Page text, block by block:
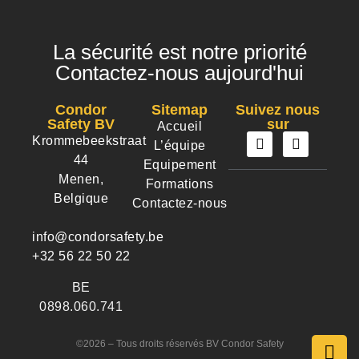
La sécurité est notre priorité
Contactez-nous aujourd'hui
Condor
Safety BV
Krommebeekstraat
44
Menen,
Belgique
info@condorsafety.be
+32 56 22 50 22
BE
0898.060.741
Sitemap
Accueil
L’équipe
Equipement
Formations
Contactez-nous
Suivez nous
sur
©2026 – Tous droits réservés BV Condor Safety